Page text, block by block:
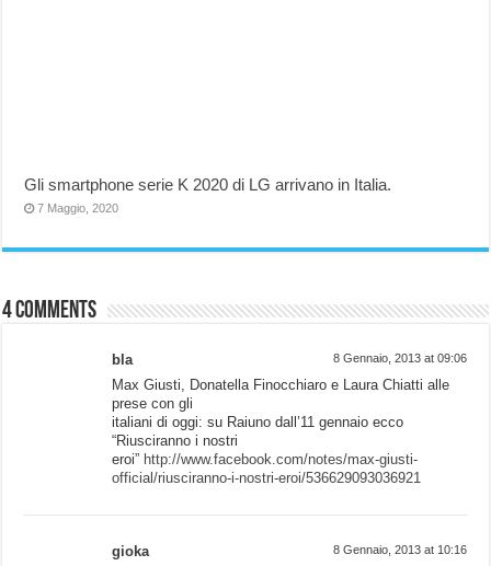
Gli smartphone serie K 2020 di LG arrivano in Italia.
7 Maggio, 2020
4 comments
bla 8 Gennaio, 2013 at 09:06
Max Giusti, Donatella Finocchiaro e Laura Chiatti alle
prese con gli
italiani di oggi: su Raiuno dall’11 gennaio ecco
“Riusciranno i nostri
eroi” http://www.facebook.com/notes/max-giusti-
official/riusciranno-i-nostri-eroi/536629093036921
gioka 8 Gennaio, 2013 at 10:16